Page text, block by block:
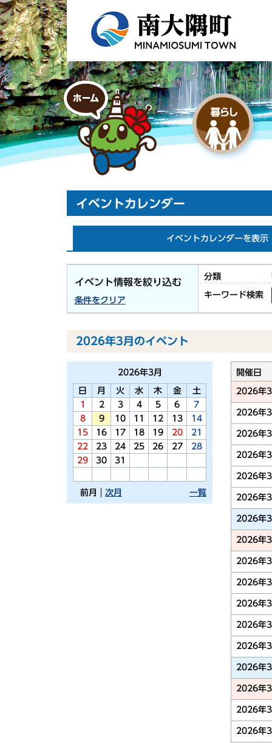
イベントカレンダー
イベントカレンダーを表示
イベント情報を絞り込む
条件をクリア
分類
キーワード検索
2026年3月のイベント
2026年3月
日 月 火 水 木 金
土
1
2 3 4 5 6
7
8
9 10 11 12 13
14
15
16 17 18 19 20
21
22
23 24 25 26 27
28
29
30 31
前月 一覧
次月
開催日
2026年
2026年
2026年
2026年
2026年
2026年
2026年
2026年
2026年
2026年
2026年
2026年
2026年
2026年
2026年
2026年
2026年